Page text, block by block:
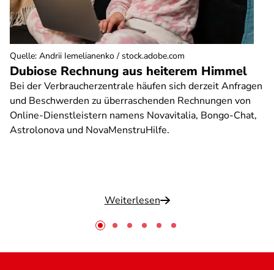
Dubiose Rechnung aus heiterem Himmel
Bei der Verbraucherzentrale häufen sich derzeit Anfragen
und Beschwerden zu überraschenden Rechnungen von
Online-Dienstleistern namens Novavitalia, Bongo-Chat,
Astrolonova und NovaMenstruHilfe.
Weiterlesen
Quelle: Andrii Iemelianenko / stock.adobe.com